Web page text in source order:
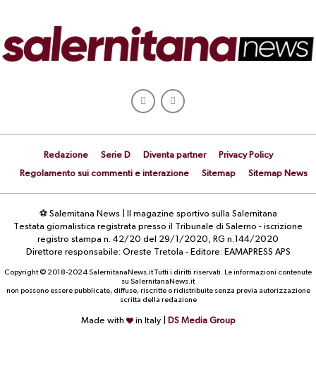
Redazione Serie D Diventa partner
Privacy Policy
Regolamento sui commenti e interazione
Sitemap Sitemap News
⚽ Salernitana News | Il magazine sportivo sulla Salernitana
Testata giornalistica registrata presso il Tribunale di Salerno - iscrizione
registro stampa n. 42/20 del 29/1/2020, RG n.144/2020
Direttore responsabile: Oreste Tretola - Editore: EAMAPRESS APS
Copyright © 2018-2024 SalernitanaNews.it Tutti i diritti riservati. Le informazioni contenute
su SalernitanaNews.it
non possono essere pubblicate, diffuse, riscritte o ridistribuite senza previa autorizzazione
scritta della redazione
Made with in Italy | DS Media Group